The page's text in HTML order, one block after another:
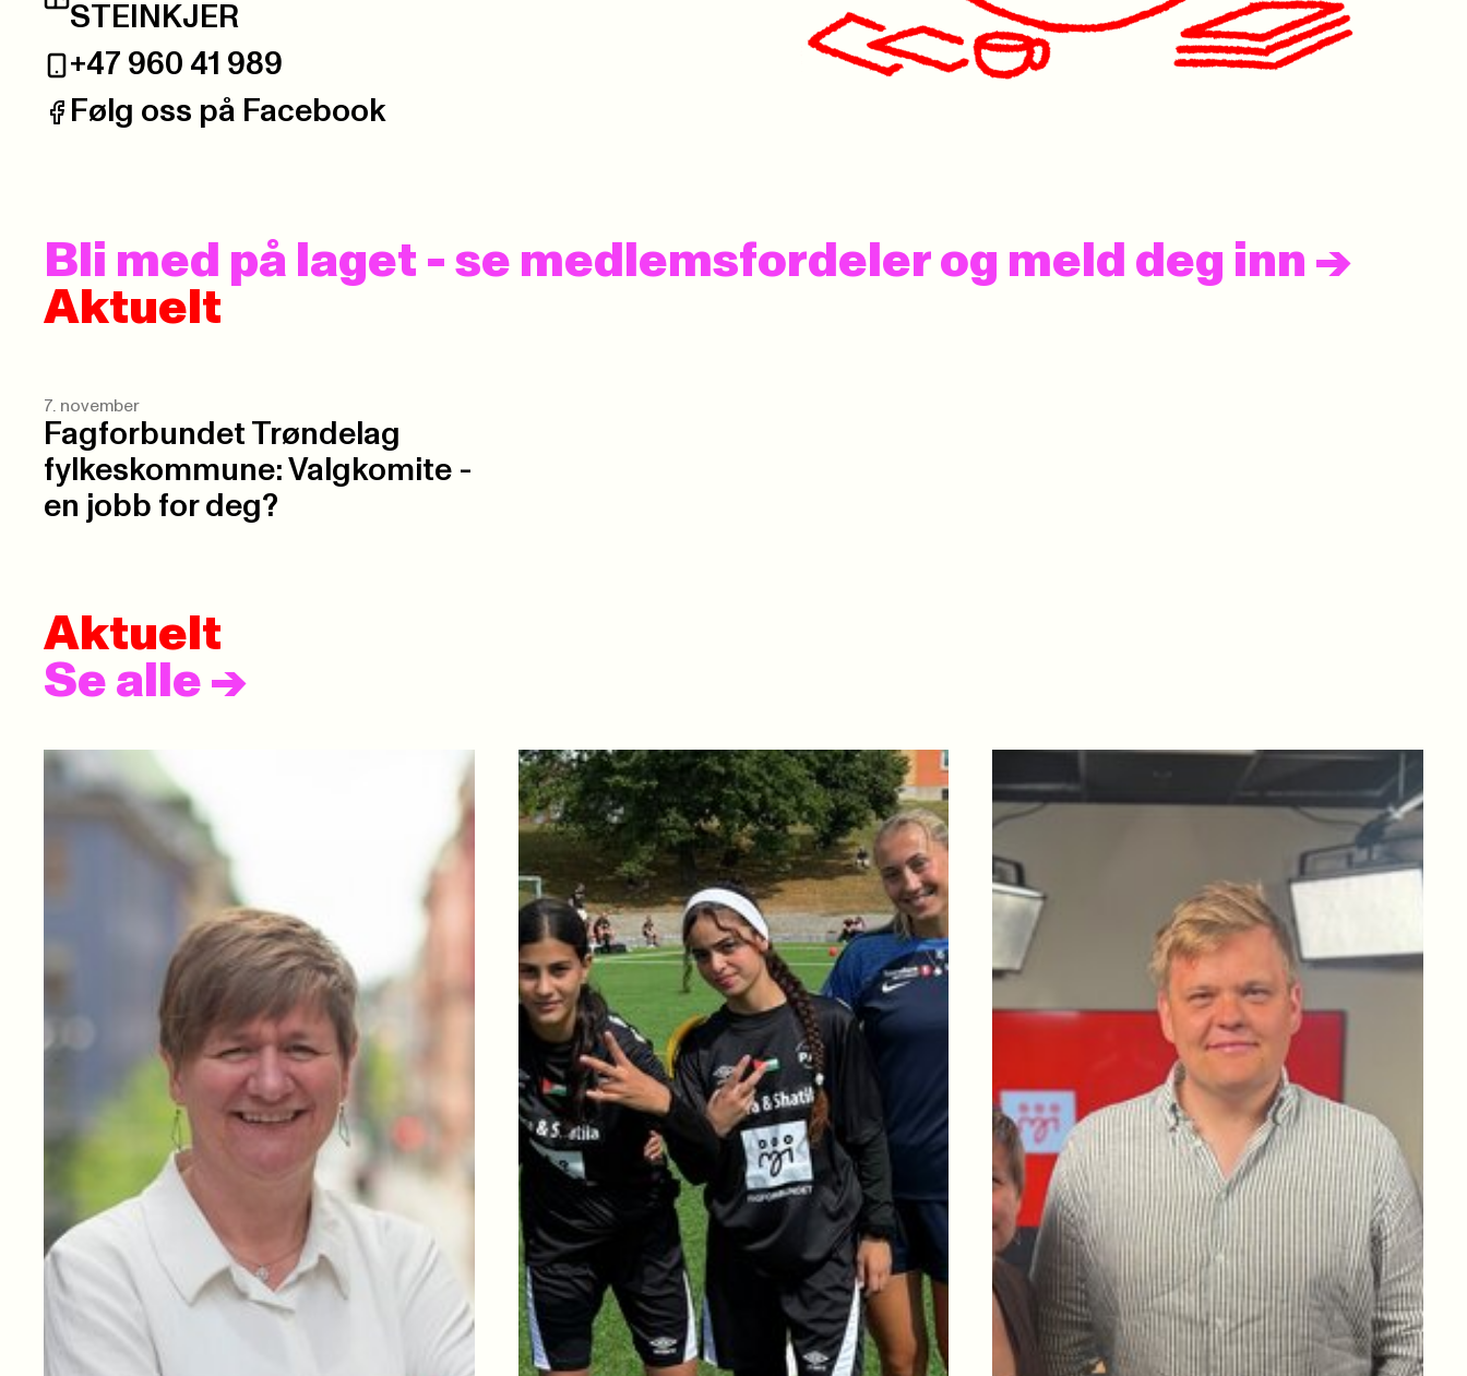
Postadresse:
STEINKJER
Telefon:
+47 960 41 989
Facebook:
Følg oss på Facebook
Bli med på laget - se medlemsfordeler og meld deg inn ->
Aktuelt
7. november
Fagforbundet Trøndelag
fylkeskommune: Valgkomite -
en jobb for deg?
Aktuelt
Se alle ->